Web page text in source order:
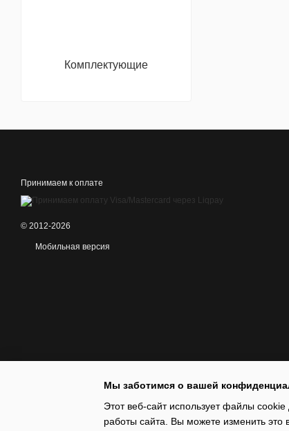
Комплектующие
Принимаем к оплате
© 2012-2026
Мобильная версия
Мы заботимся о вашей
Этот веб-сайт использует файлы
работы сайта. Вы можете изменить это